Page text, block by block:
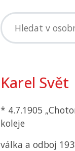
Karel Svět
* 4.7.1905
koleje
válka a odboj